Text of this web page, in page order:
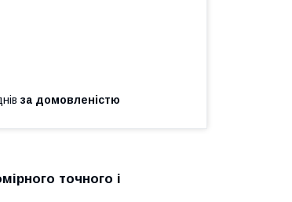
за домовленістю
точного і